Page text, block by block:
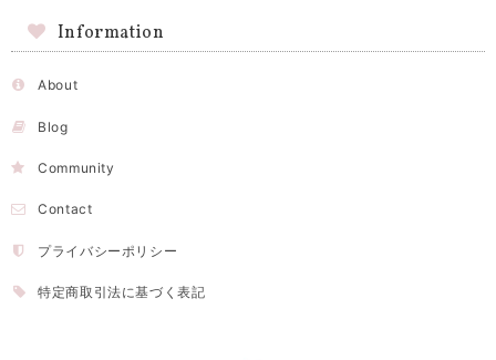
Information
About
Blog
Community
Contact
プライバシーポリシー
特定商取引法に基づく表記